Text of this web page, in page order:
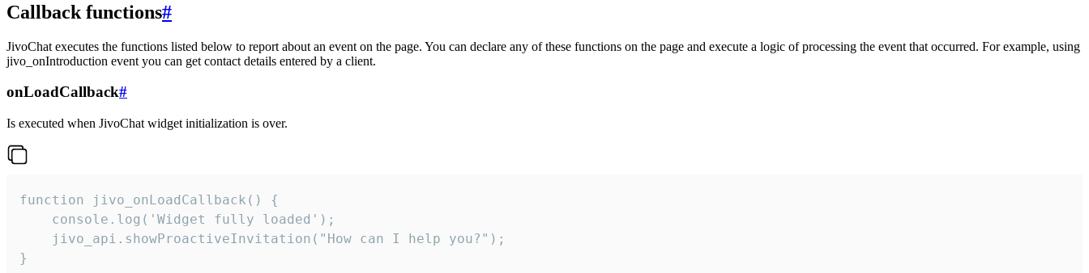
Callback functions#
JivoChat executes the functions listed below to report about an event on the page. You can declare any of these functions on the page and execute a logic of processing the event that occurred. For example, using
jivo_onIntroduction event you can get contact details entered by a client.
onLoadCallback#
Is executed when JivoChat widget initialization is over.
function jivo_onLoadCallback() {
    console.log('Widget fully loaded');
    jivo_api.showProactiveInvitation("How can I help you?");
}